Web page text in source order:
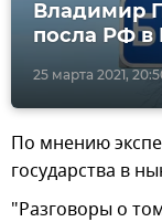
25 марта 2021,
Владимир
посла РФ в
По мнению
государства в
"Разговоры о